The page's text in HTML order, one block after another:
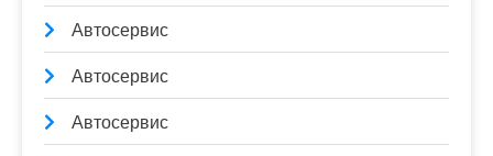
Автосервис
Автосервис
Автосервис